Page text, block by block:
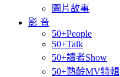
圖片故事
影 音
50+People
50+Talk
50+讀者Show
50+熟齡MV特輯